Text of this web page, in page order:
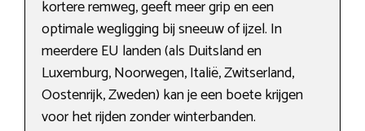
kortere remweg, geeft meer grip en een
optimale wegligging bij sneeuw of ijzel. In
meerdere EU landen (als Duitsland en
Luxemburg, Noorwegen, Italië, Zwitserland,
Oostenrijk, Zweden) kan je een boete krijgen
voor het rijden zonder winterbanden.